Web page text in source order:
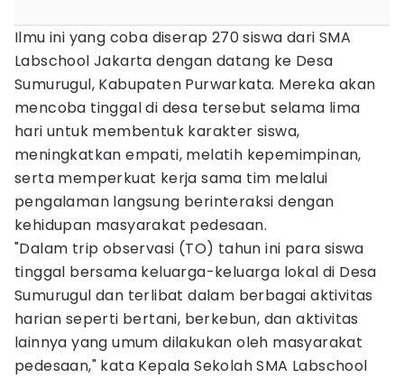
Ilmu ini yang coba diserap 270 siswa dari SMA
Labschool Jakarta dengan datang ke Desa
Sumurugul, Kabupaten Purwarkata. Mereka akan
mencoba tinggal di desa tersebut selama lima
hari untuk membentuk karakter siswa,
meningkatkan empati, melatih kepemimpinan,
serta memperkuat kerja sama tim melalui
pengalaman langsung berinteraksi dengan
kehidupan masyarakat pedesaan.
"Dalam trip observasi (TO) tahun ini para siswa
tinggal bersama keluarga-keluarga lokal di Desa
Sumurugul dan terlibat dalam berbagai aktivitas
harian seperti bertani, berkebun, dan aktivitas
lainnya yang umum dilakukan oleh masyarakat
pedesaan," kata Kepala Sekolah SMA Labschool